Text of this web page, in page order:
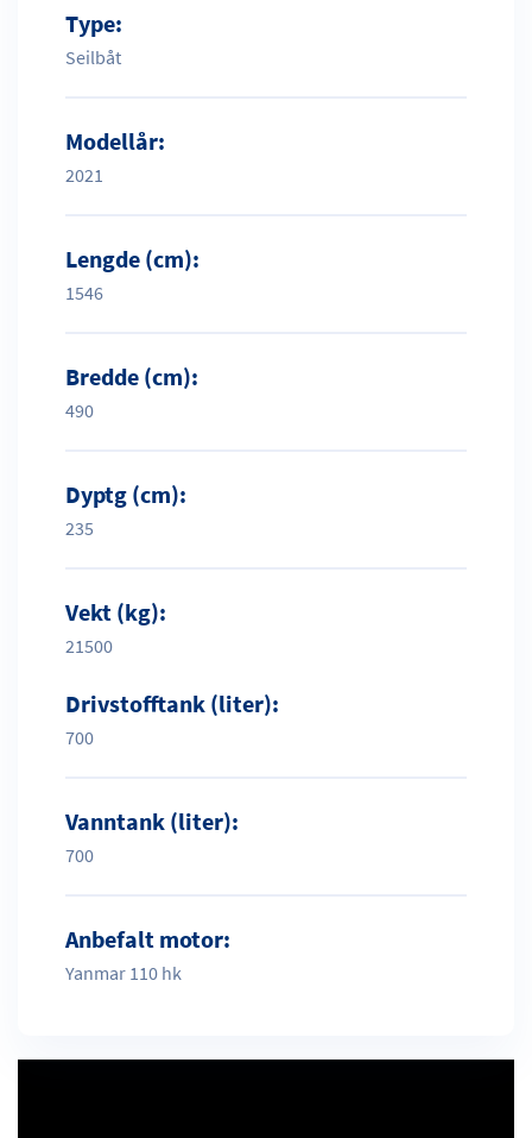
Type:
Seilbåt
Modellår:
2021
Lengde (cm):
1546
Bredde (cm):
490
Dyptg (cm):
235
Vekt (kg):
21500
Drivstofftank (liter):
700
Vanntank (liter):
700
Anbefalt motor:
Yanmar 110 hk